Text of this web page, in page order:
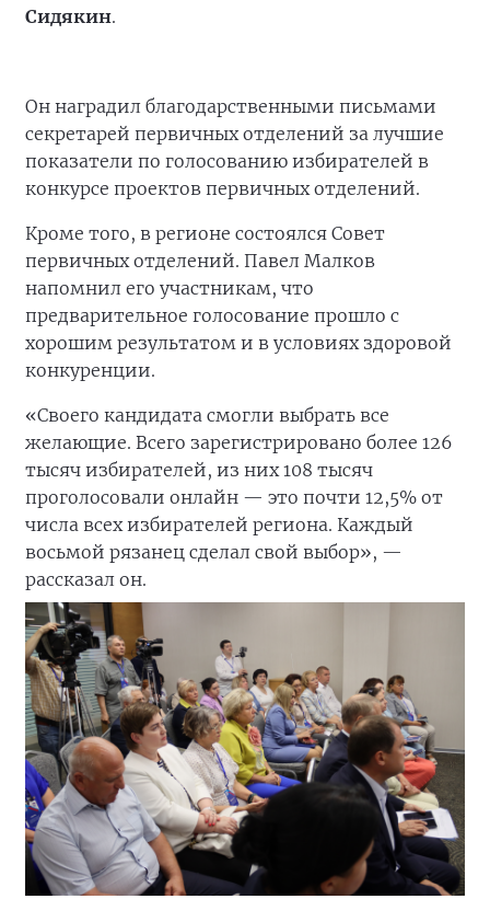
Сидякин.
Он наградил благодарственными письмами
секретарей первичных отделений за лучшие
показатели по голосованию избирателей в
конкурсе проектов первичных отделений.
Кроме того, в регионе состоялся Совет
первичных отделений. Павел Малков
напомнил его участникам, что
предварительное голосование прошло с
хорошим результатом и в условиях здоровой
конкуренции.
«Своего кандидата смогли выбрать все
желающие. Всего зарегистрировано более 126
тысяч избирателей, из них 108 тысяч
проголосовали онлайн — это почти 12,5% от
числа всех избирателей региона. Каждый
восьмой рязанец сделал свой выбор», —
рассказал он.